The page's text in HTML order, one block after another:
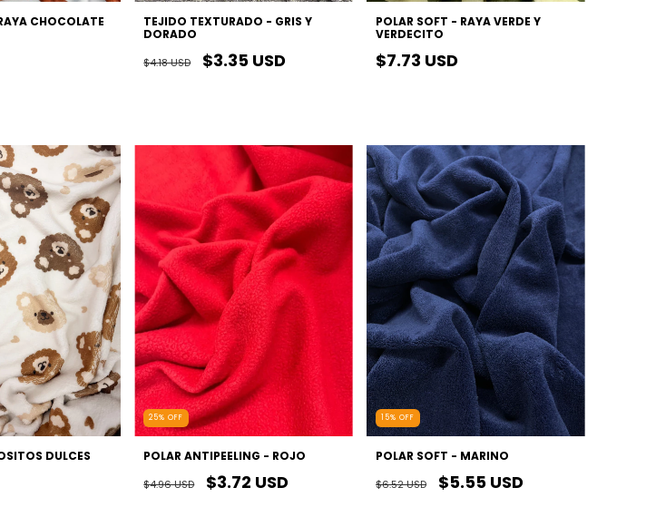
CHOCOLATE
TEJIDO TEXTURADO - GRIS Y
DORADO
$4.18 USD $3.35 USD
POLAR SOFT - RAYA VERDE Y
VERDECITO
$7.73 USD
DULCES
25%OFF
POLAR ANTIPEELING - ROJO
$4.96 USD $3.72 USD
15%OFF
POLAR SOFT - MARINO
$6.52 USD $5.55 USD